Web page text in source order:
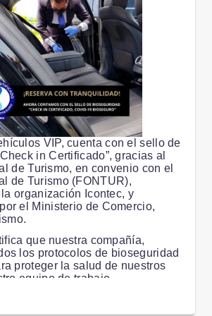
VIP, cuenta con el sello de
in Certificado”, gracias al
de Turismo, en convenio con el
de Turismo (FONTUR),
organización Icontec, y
el Ministerio de Comercio,
que nuestra compañía,
los protocolos de bioseguridad
proteger la salud de nuestros
equipo de trabajo.
la pandemia ha cambiado el
que estar listos para enfrentar